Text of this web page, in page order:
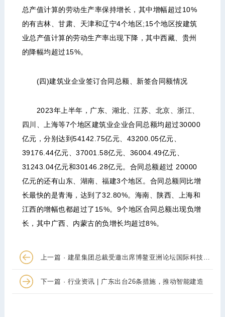
总产值计算的劳动生产率保持增长，其中增幅超过10%
的有吉林、甘肃、天津和辽宁4个地区;15个地区按建筑
业总产值计算的劳动生产率出现下降，其中西藏、贵州
的降幅均超过15%。
(四)建筑业企业签订合同总额、新签合同额情况
2023年上半年，广东、湖北、江苏、北京、浙江、
四川、上海等7个地区建筑业企业合同总额均超过30000
亿元，分别达到54142.75亿元、43200.05亿元、
39176.44亿元、37001.58亿元、36004.49亿元、
31243.04亿元和30146.28亿元。合同总额超过 20000
亿元的还有山东、湖南、福建3个地区。合同总额同比增
长最快的是青海，达到了32.80%。海南、陕西、上海和
江西的增幅也都超过了15%。9个地区合同总额出现负增
长，其中广西、内蒙古的负增长均超过8%。
上一篇 · 建星集团总裁受邀出席博鳌亚洲论坛国际科技与创新论坛第三届大会
下一篇 · 行业资讯 | 广东出台26条措施，推动智能建造